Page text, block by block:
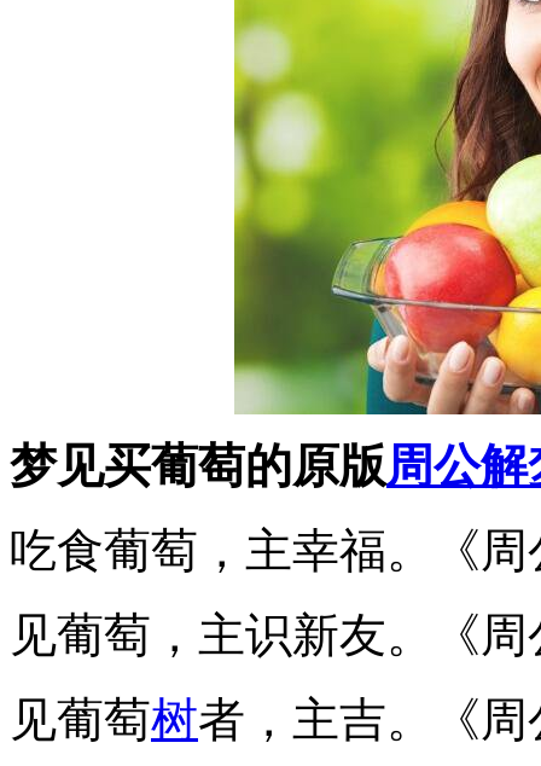
梦见买葡萄的原版周公解
吃食葡萄，主幸福。《
见葡萄，主识新友。《
见葡萄树者，主吉。《